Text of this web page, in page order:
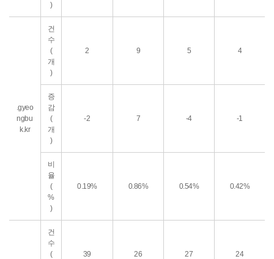
)
.gyeo
ngbu
k.kr
건
수
(
개
)
2 9 5 4
증
감
(
개
)
-2 7 -4 -1
비
율
(
%
)
0.19% 0.86% 0.54% 0.42%
건
수
(
39 26 27 24